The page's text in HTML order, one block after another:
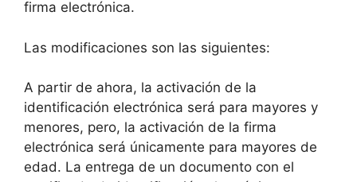
firma electrónica.
Las modificaciones son las siguientes:
A partir de ahora, la activación de la
identificación electrónica será para mayores y
menores, pero, la activación de la firma
electrónica será únicamente para mayores de
edad. La entrega de un documento con el